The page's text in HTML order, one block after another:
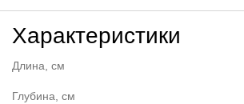
Характеристики
Длина, см
Глубина, см